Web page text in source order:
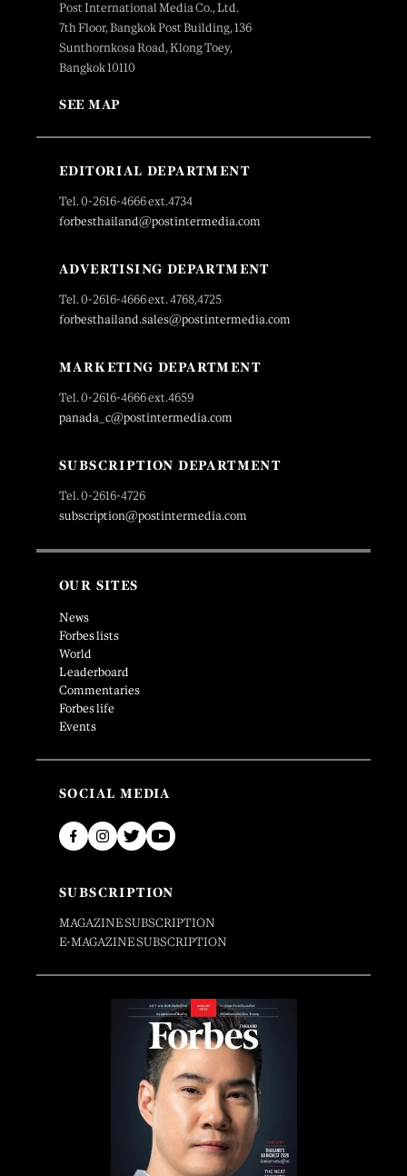
Post International Media Co., Ltd.
7th Floor, Bangkok Post Building, 136
Sunthornkosa Road, Klong Toey,
Bangkok 10110
SEE MAP
EDITORIAL DEPARTMENT
Tel. 0-2616-4666 ext.4734
forbesthailand@postintermedia.com
ADVERTISING DEPARTMENT
Tel. 0-2616-4666 ext. 4768,4725
forbesthailand.sales@postintermedia.com
MARKETING DEPARTMENT
Tel. 0-2616-4666 ext.4659
panada_c@postintermedia.com
SUBSCRIPTION DEPARTMENT
Tel. 0-2616-4726
subscription@postintermedia.com
OUR SITES
News
Forbes lists
World
Leaderboard
Commentaries
Forbes life
Events
SOCIAL MEDIA
SUBSCRIPTION
MAGAZINE SUBSCRIPTION
E-MAGAZINE SUBSCRIPTION